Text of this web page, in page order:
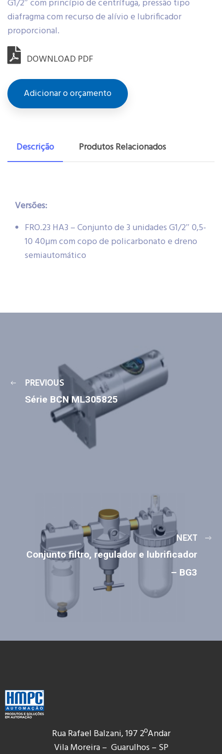
G1/2″ com princípio de centrífuga, pressão tipo
diafragma com recurso de alívio e lubrificador
proporcional.
DOWNLOAD PDF
Adicionar o orçamento
Descrição Produtos Relacionados
Versões:
FRO.23 HA3 – Conjunto de 3 unidades G1/2″ 0,5-
10 40µm com copo de policarbonato e dreno
semiautomático
PREVIOUS
Série BCN ML305825
NEXT
Conjunto filtro, regulador e lubrificador
– BG3
Rua Rafael Balzani, 197 2ºAndar
Vila Moreira – Guarulhos – SP